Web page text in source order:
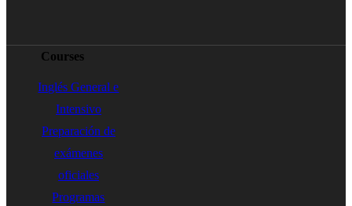
Courses
Inglés General e
Intensivo
Preparación de
exámenes
oficiales
Programas